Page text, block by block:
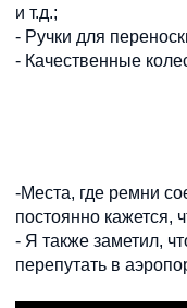
и т.д.;
- Ручки для
- Качественные
-Места, где ремни
постоянно кажется,
- Я также заметил,
перепутать в